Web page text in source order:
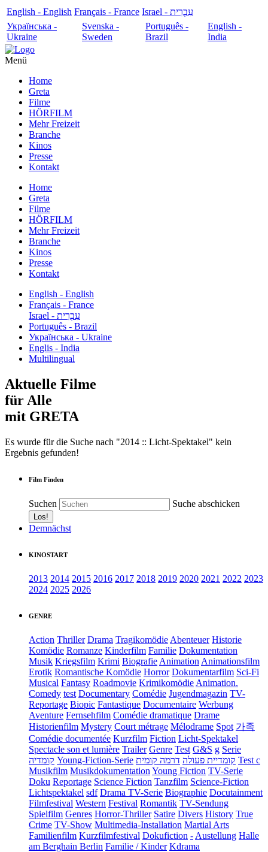
English - English Français - France
עִבְרִית - Israel
Українська -
Ukraine
Svenska -
Sweden
Português -
Brazil
English -
India
Menü
Home
Greta
Filme
HÖRFILM
Mehr Freizeit
Branche
Kinos
Presse
Kontakt
Home
Greta
Filme
HÖRFILM
Mehr Freizeit
Branche
Kinos
Presse
Kontakt
English - English
Français - France
עִבְרִית - Israel
Português - Brazil
Українська - Ukraine
Englis - India
Multilingual
Aktuelle Filme
für Alle
mit GRETA
Es wurde für die Suche nach "2014 :: Licht-Spektakel" kein
Ergebnis gefunden!
Film Finden
Suchen Suche abschicken
Demnächst
KINOSTART
2013 2014 2015 2016 2017 2018 2019 2020 2021 2022 2023
2024 2025 2026
GENRE
Action Thriller Drama Tragikomödie Abenteuer Historie
Komödie Romanze Kinderfilm Familie Dokumentation
Musik Kriegsfilm Krimi Biografie Animation Animationsfilm
Erotik Romantische Komödie Horror Dokumentarfilm Sci-Fi
Musical Fantasy Roadmovie Krimikomödie Animation.
Comedy test Documentary Comédie Jugendmagazin TV-
Reportage Biopic Fantastique Documentaire Werbung
Aventure Fernsehfilm Comédie dramatique Drame
Historienfilm Mystery Court métrage Mélodrame Spot 가족
Comédie documentée Kurzfilm Fiction Licht-Spektakel
Spectacle son et lumière Trailer Genre Test G&S g Serie
קומדיה Young-Fiction-Serie קומדיית פעולה דרמה קומית
Test c
Musikfilm Musikdokumentation Young Fiction TV-Serie
Doku Reportage Science Fiction Tanzfilm Science-Fiction
Lichtspektakel sdf Drama TV-Serie Biographie Docutainment
Filmfestival Western Festival Romantik TV-Sendung
Spielfilm Genres Horror-Thriller Satire Divers History True
Crime TV-Show Multimedia-Installation Martial Arts
Familienfilm Kurzfilmfestival Dokufiction - Austellung Halle
am Berghain Berlin Familie / Kinder Kdrama